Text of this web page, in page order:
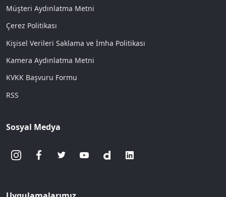
Müşteri Aydınlatma Metni
Çerez Politikası
Kişisel Verileri Saklama ve İmha Politikası
Kamera Aydınlatma Metni
KVKK Başvuru Formu
RSS
Sosyal Medya